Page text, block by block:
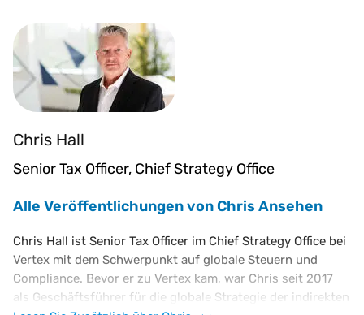
Chris Hall
Senior Tax Officer, Chief Strategy Office
Alle Veröffentlichungen von Chris Ansehen
Chris Hall ist Senior Tax Officer im Chief Strategy Office bei
Vertex mit dem Schwerpunkt auf globale Steuern und
Compliance. Bevor er zu Vertex kam, war Chris seit 2017
als Geschäftsführer für die globale Strategie der indirekten